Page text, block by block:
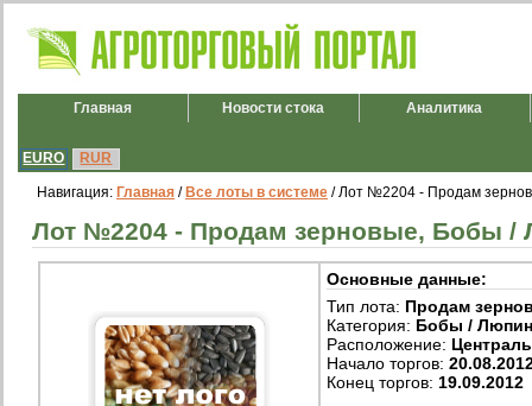
Главная Новости стока Аналитика
EURO RUR
Навигация: Главная / Все лоты в системе / Лот №2204 - Продам
Лот №2204 - Продам зерновые, Бобы /
Основные данные:
Тип лота: Продам
Категория: Бобы / Люпин
Расположение:
Начало торгов:
Конец торгов: 19.09.2012